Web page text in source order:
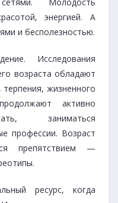
энергией. А
и бесполезностью.
Исследования
возраста обладают
жизненного
активно
заниматься
профессии. Возраст
препятствием —
ресурс, когда